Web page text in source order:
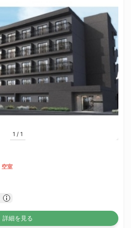
1 / 1
空室
詳細を見る